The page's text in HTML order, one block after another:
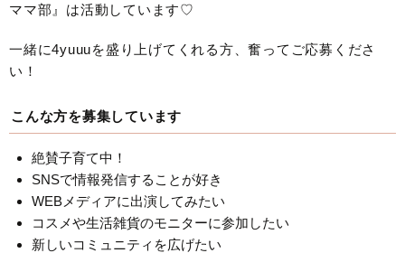
ママ部』は活動しています♡
一緒に4yuuuを盛り上げてくれる方、奮ってご応募くださ
い！
こんな方を募集しています
絶賛子育て中！
SNSで情報発信することが好き
WEBメディアに出演してみたい
コスメや生活雑貨のモニターに参加したい
新しいコミュニティを広げたい